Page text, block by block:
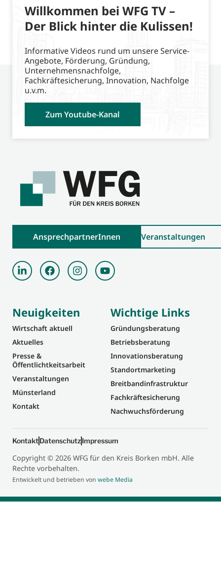
Willkommen bei WFG TV –
Der Blick hinter die Kulissen!
Informative Videos rund um unsere Service-
Angebote, Förderung, Gründung,
Unternehmensnachfolge,
Fachkräftesicherung, Innovation, Nachfolge
u.v.m.
Zum Youtube-Kanal
AnsprechpartnerInnen Veranstaltungen
Neuigkeiten
Wirtschaft aktuell
Aktuelles
Presse &
Öffentlichtkeitsarbeit
Veranstaltungen
Münsterland
Kontakt
Wichtige Links
Gründungsberatung
Betriebsberatung
Innovationsberatung
Standortmarketing
Breitbandinfrastruktur
Fachkräftesicherung
Nachwuchsförderung
Copyright © 2026 WFG für den Kreis Borken mbH. Alle
Rechte vorbehalten.
Entwickelt und betrieben von webe Media
KontaktDatenschutzImpressum